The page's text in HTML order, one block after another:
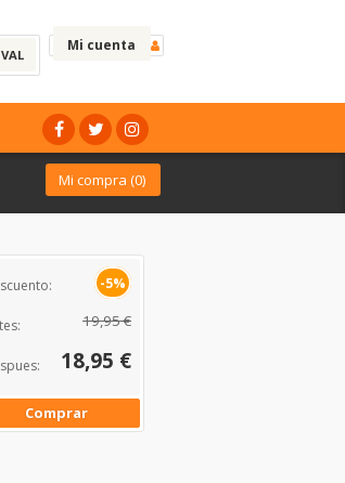
Mi cuenta
VAL
Mi compra (0)
-5%
19,95 €
18,95 €
Comprar